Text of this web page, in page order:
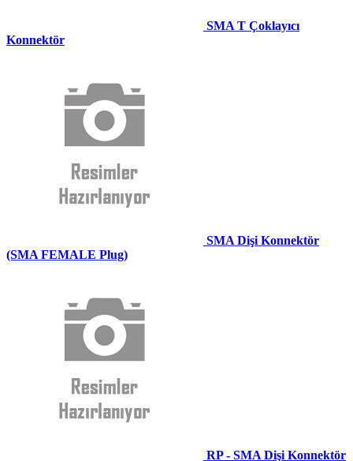
SMA T Çoklayıcı
Konnektör
SMA Dişi Konnektör
(SMA FEMALE Plug)
RP - SMA Dişi Konnektör